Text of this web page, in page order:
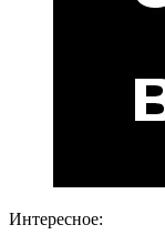
Интересное: